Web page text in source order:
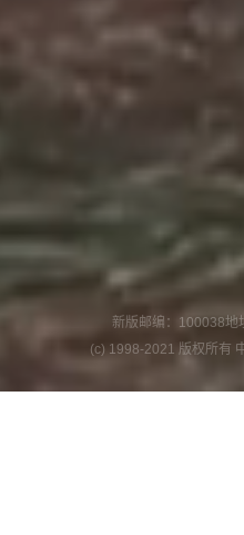
新版 邮编：100038地
(c) 1998-2021 版权所有